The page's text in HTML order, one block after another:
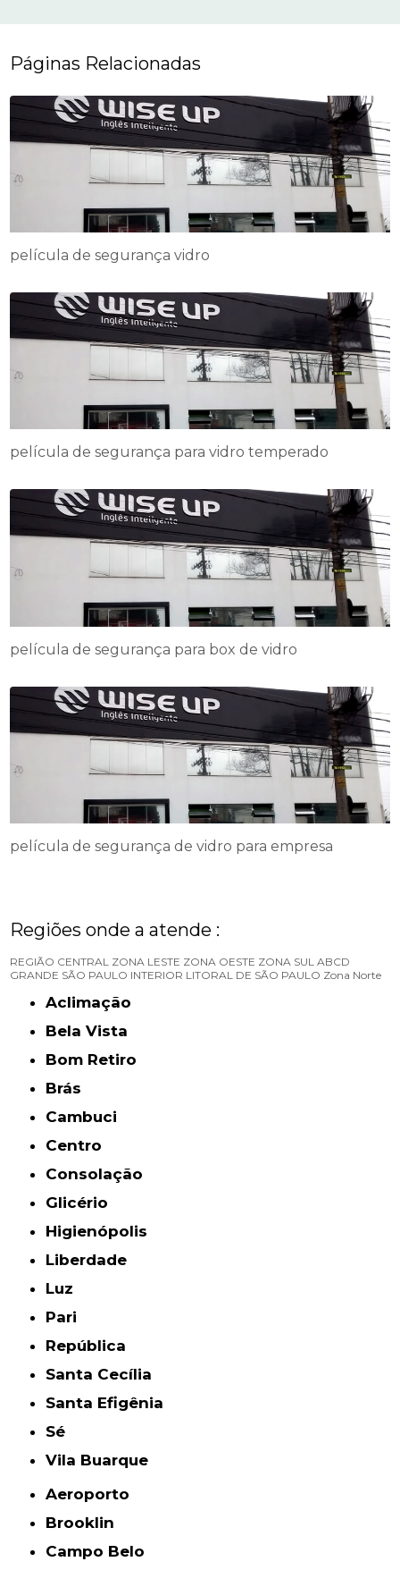
Páginas Relacionadas
película de segurança vidro
película de segurança para vidro temperado
película de segurança para box de vidro
película de segurança de vidro para empresa
Regiões onde a atende :
REGIÃO CENTRAL ZONA LESTE ZONA OESTE ZONA SUL ABCD
GRANDE SÃO PAULO INTERIOR LITORAL DE SÃO PAULO Zona Norte
Aclimação
Bela Vista
Bom Retiro
Brás
Cambuci
Centro
Consolação
Glicério
Higienópolis
Liberdade
Luz
Pari
República
Santa Cecília
Santa Efigênia
Sé
Vila Buarque
Aeroporto
Brooklin
Campo Belo